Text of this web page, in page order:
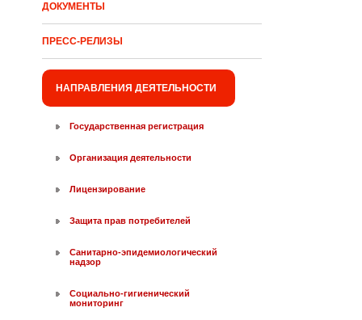
ДОКУМЕНТЫ
ПРЕСС-РЕЛИЗЫ
НАПРАВЛЕНИЯ ДЕЯТЕЛЬНОСТИ
Государственная регистрация
Организация деятельности
Лицензирование
Защита прав потребителей
Санитарно-эпидемиологический
надзор
Социально-гигиенический
мониторинг